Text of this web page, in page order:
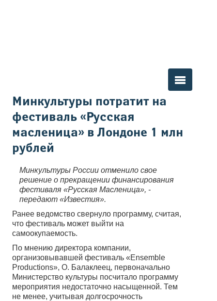
Вы здесь
Минкультуры потратит на
фестиваль «Русская
масленица» в Лондоне 1 млн
рублей
Минкультуры России отменило свое
решение о прекращении финансирования
фестиваля «Русская Масленица», -
передают «Известия».
Ранее ведомство свернуло программу, считая,
что фестиваль может выйти на
самоокупаемость.
По мнению директора компании,
организовывавшей фестиваль «Ensemble
Productions», О. Балаклеец, первоначально
Министерство культуры посчитало программу
мероприятия недостаточно насыщенной. Тем
не менее, учитывая долгосрочность